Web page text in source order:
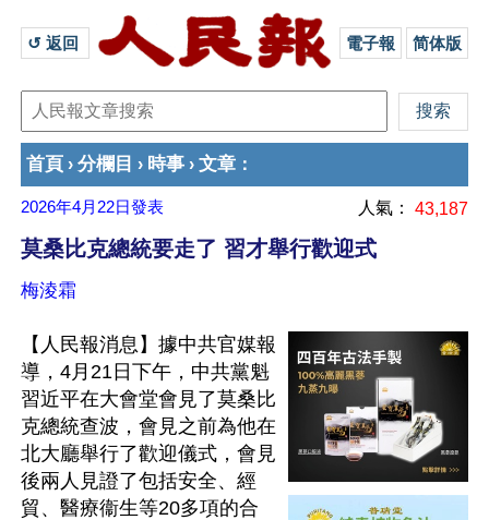
↺ 返回 電子報 简体版
首頁 › 分欄目 › 時事 › 文章 ：
2026年4月22日發表 人氣： 43,187
莫桑比克總統要走了 習才舉行歡迎式
梅淩霜
【人民報消息】據中共官媒報
導，4月21日下午，中共黨魁
習近平在大會堂會見了莫桑比
克總統查波，會見之前為他在
北大廳舉行了歡迎儀式，會見
後兩人見證了包括安全、經
貿、醫療衞生等20多項的合